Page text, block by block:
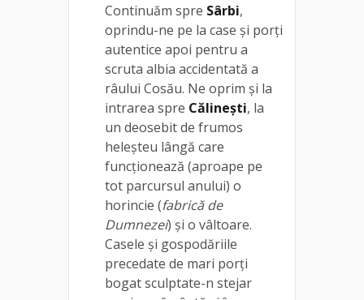
Continuăm spre Sârbi,
oprindu-ne pe la case și porți
autentice apoi pentru a
scruta albia accidentată a
râului Cosău. Ne oprim și la
intrarea spre Călinești, la
un deosebit de frumos
heleșteu lângă care
funcționează (aproape pe
tot parcursul anului) o
horincie (fabrică de
Dumnezei) și o vâltoare.
Casele și gospodăriile
precedate de mari porți
bogat sculptate-n stejar